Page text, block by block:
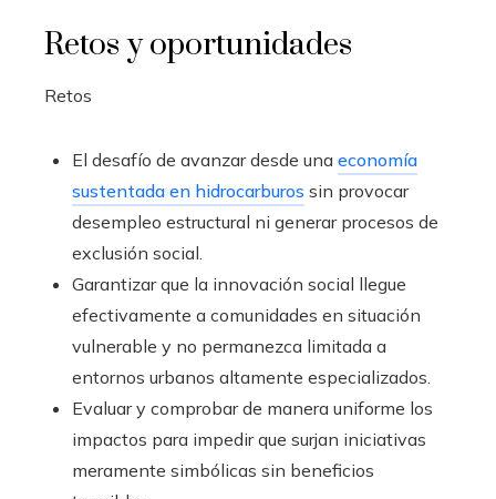
Retos y oportunidades
Retos
El desafío de avanzar desde una economía
sustentada en hidrocarburos sin provocar
desempleo estructural ni generar procesos de
exclusión social.
Garantizar que la innovación social llegue
efectivamente a comunidades en situación
vulnerable y no permanezca limitada a
entornos urbanos altamente especializados.
Evaluar y comprobar de manera uniforme los
impactos para impedir que surjan iniciativas
meramente simbólicas sin beneficios